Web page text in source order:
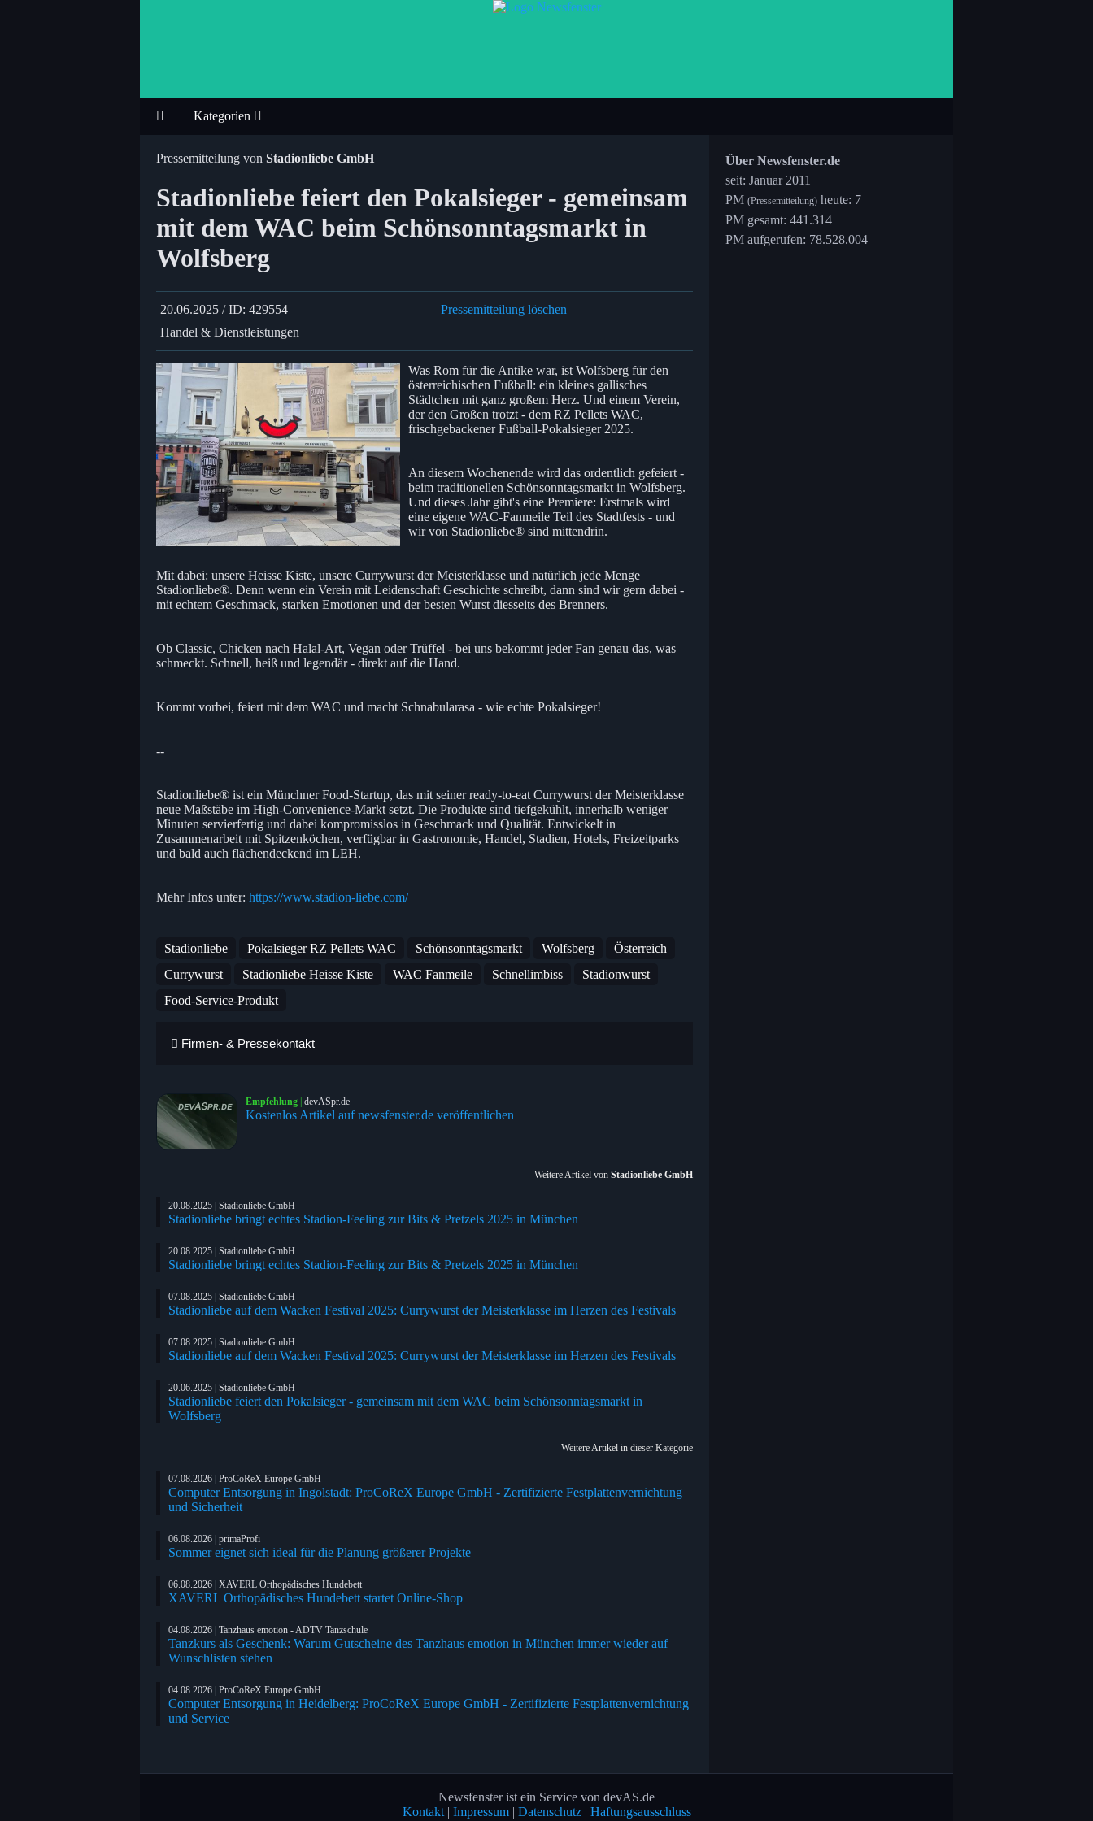
Kategorien
Pressemitteilung von Stadionliebe GmbH
Stadionliebe feiert den Pokalsieger - gemeinsam
mit dem WAC beim Schönsonntagsmarkt in
Wolfsberg
20.06.2025 / ID: 429554
Pressemitteilung löschen
Handel & Dienstleistungen
Was Rom für die Antike war, ist Wolfsberg für den
österreichischen Fußball: ein kleines gallisches
Städtchen mit ganz großem Herz. Und einem Verein,
der den Großen trotzt - dem RZ Pellets WAC,
frischgebackener Fußball-Pokalsieger 2025.
An diesem Wochenende wird das ordentlich gefeiert -
beim traditionellen Schönsonntagsmarkt in Wolfsberg.
Und dieses Jahr gibt's eine Premiere: Erstmals wird
eine eigene WAC-Fanmeile Teil des Stadtfests - und
wir von Stadionliebe® sind mittendrin.
Mit dabei: unsere Heisse Kiste, unsere Currywurst der Meisterklasse und natürlich jede Menge
Stadionliebe®. Denn wenn ein Verein mit Leidenschaft Geschichte schreibt, dann sind wir gern dabei -
mit echtem Geschmack, starken Emotionen und der besten Wurst diesseits des Brenners.
Ob Classic, Chicken nach Halal-Art, Vegan oder Trüffel - bei uns bekommt jeder Fan genau das, was
schmeckt. Schnell, heiß und legendär - direkt auf die Hand.
Kommt vorbei, feiert mit dem WAC und macht Schnabularasa - wie echte Pokalsieger!
--
Stadionliebe® ist ein Münchner Food-Startup, das mit seiner ready-to-eat Currywurst der Meisterklasse
neue Maßstäbe im High-Convenience-Markt setzt. Die Produkte sind tiefgekühlt, innerhalb weniger
Minuten servierfertig und dabei kompromisslos in Geschmack und Qualität. Entwickelt in
Zusammenarbeit mit Spitzenköchen, verfügbar in Gastronomie, Handel, Stadien, Hotels, Freizeitparks
und bald auch flächendeckend im LEH.
Mehr Infos unter: https://www.stadion-liebe.com/
Stadionliebe Pokalsieger RZ Pellets WAC Schönsonntagsmarkt Wolfsberg
Österreich
Currywurst
Stadionliebe Heisse Kiste WAC Fanmeile Schnellimbiss
Stadionwurst
Food-Service-Produkt
Firmen- & Pressekontakt
Empfehlung | devASpr.de
Kostenlos Artikel auf newsfenster.de veröffentlichen
Weitere Artikel von Stadionliebe GmbH
20.08.2025 | Stadionliebe GmbH
Stadionliebe bringt echtes Stadion-Feeling zur Bits & Pretzels 2025 in München
20.08.2025 | Stadionliebe GmbH
Stadionliebe bringt echtes Stadion-Feeling zur Bits & Pretzels 2025 in München
07.08.2025 | Stadionliebe GmbH
Stadionliebe auf dem Wacken Festival 2025: Currywurst der Meisterklasse im Herzen des Festivals
07.08.2025 | Stadionliebe GmbH
Stadionliebe auf dem Wacken Festival 2025: Currywurst der Meisterklasse im Herzen des Festivals
20.06.2025 | Stadionliebe GmbH
Stadionliebe feiert den Pokalsieger - gemeinsam mit dem WAC beim Schönsonntagsmarkt in
Wolfsberg
Weitere Artikel in dieser Kategorie
07.08.2026 | ProCoReX Europe GmbH
Computer Entsorgung in Ingolstadt: ProCoReX Europe GmbH - Zertifizierte Festplattenvernichtung
und Sicherheit
06.08.2026 | primaProfi
Sommer eignet sich ideal für die Planung größerer Projekte
06.08.2026 | XAVERL Orthopädisches Hundebett
XAVERL Orthopädisches Hundebett startet Online-Shop
04.08.2026 | Tanzhaus emotion - ADTV Tanzschule
Tanzkurs als Geschenk: Warum Gutscheine des Tanzhaus emotion in München immer wieder auf
Wunschlisten stehen
04.08.2026 | ProCoReX Europe GmbH
Computer Entsorgung in Heidelberg: ProCoReX Europe GmbH - Zertifizierte Festplattenvernichtung
und Service
Über Newsfenster.de
seit: Januar 2011
PM (Pressemitteilung) heute: 7
PM gesamt: 441.314
PM aufgerufen: 78.528.004
Newsfenster ist ein Service von devAS.de
Kontakt| Impressum| Datenschutz| Haftungsausschluss